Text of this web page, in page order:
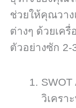
ช่วยให้คุณวาง
ต่างๆ ด้วยเค
ตัวอย่างซัก
SWOT
วิเครา